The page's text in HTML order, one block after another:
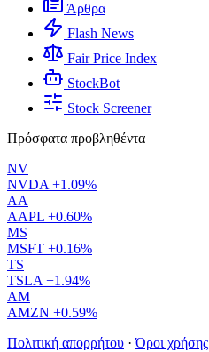
Άρθρα
Flash News
Fair Price Index
StockBot
Stock Screener
Πρόσφατα προβληθέντα
NV
NVDA +1.09%
AA
AAPL +0.60%
MS
MSFT +0.16%
TS
TSLA +1.94%
AM
AMZN +0.59%
Πολιτική απορρήτου · Όροι χρήσης